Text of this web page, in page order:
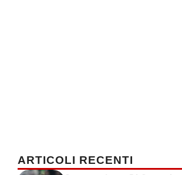
ARTICOLI RECENTI